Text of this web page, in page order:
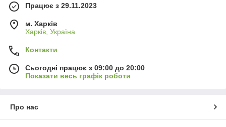
Працює з 29.11.2023
м. Харків
Харків, Україна
Контакти
Сьогодні працює з 09:00 до 20:00
Показати весь графік роботи
Про нас